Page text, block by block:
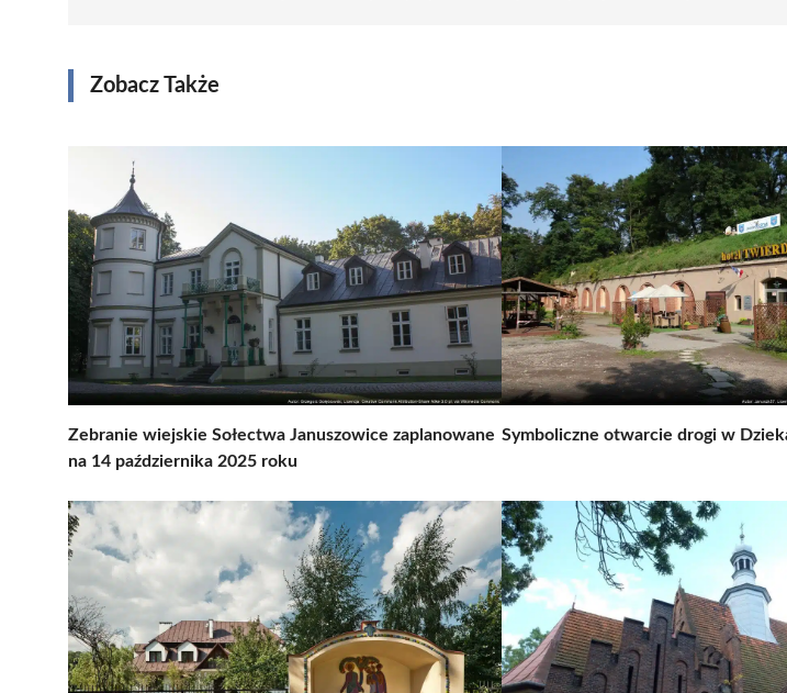
Zobacz Także
Zebranie wiejskie Sołectwa Januszowice zaplanowane
na 14 października 2025 roku
Symboliczne otwarcie drogi w